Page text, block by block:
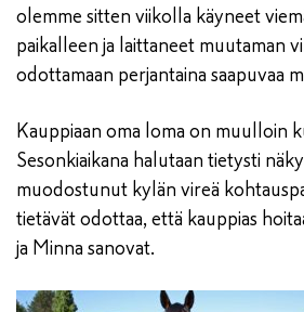
olemme sitten viikolla käyneet
paikalleen ja laittaneet muutaman
odottamaan perjantaina saapuvaa
Kauppiaan oma loma on muulloin
Sesonkiaikana halutaan tietysti
muodostunut kylän vireä
tietävät odottaa, että kauppias
ja Minna sanovat.